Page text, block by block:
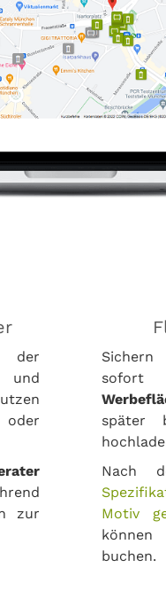
und
oder
zur
Sichern
später
Nach
Motiv
buchen.